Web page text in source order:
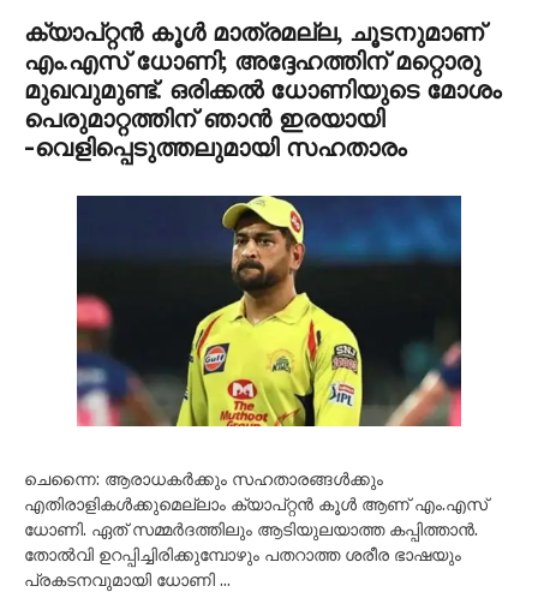
ക്യാപ്റ്റൻ കൂൾ മാത്രമല്ല, ചൂടനുമാണ്
എം.എസ് ധോണി; അദ്ദേഹത്തിന് മറ്റൊരു
മുഖവുമുണ്ട്. ഒരിക്കൽ ധോണിയുടെ മോശം
പെരുമാറ്റത്തിന് ഞാൻ ഇരയായി
-വെളിപ്പെടുത്തലുമായി സഹതാരം
ചെന്നൈ: ആരാധകർക്കും സഹതാരങ്ങൾക്കും
എതിരാളികൾക്കുമെല്ലാം ക്യാപ്റ്റൻ കൂൾ ആണ് എം.എസ്
ധോണി. ഏത് സമ്മർദത്തിലും ആടിയുലയാ​ത്ത കപ്പിത്താൻ.
തോൽവി ഉറപ്പിച്ചിരിക്കുമ്പോഴും പതറാത്ത ശരീര ഭാഷയും
പ്രകടനവുമായി ധോണി …